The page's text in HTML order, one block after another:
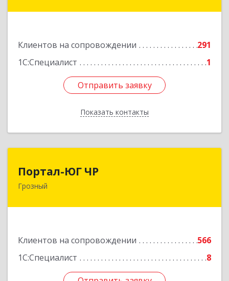
Клиентов на сопровождении
291
1С:Специалист
1
Отправить заявку
Показать контакты
Подробнее
Отправить заявку
Назад
Портал-ЮГ ЧР
Грозный
Клиентов на сопровождении
566
1С:Специалист
8
364906, Чеченская Респ, Грозный г, Путина пр-